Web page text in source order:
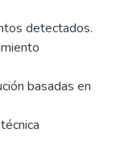
detectados.
basadas en